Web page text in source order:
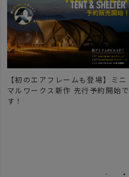
【初のエアフレームも登場】ミニ
マルワークス新作 先行予約開始で
す！